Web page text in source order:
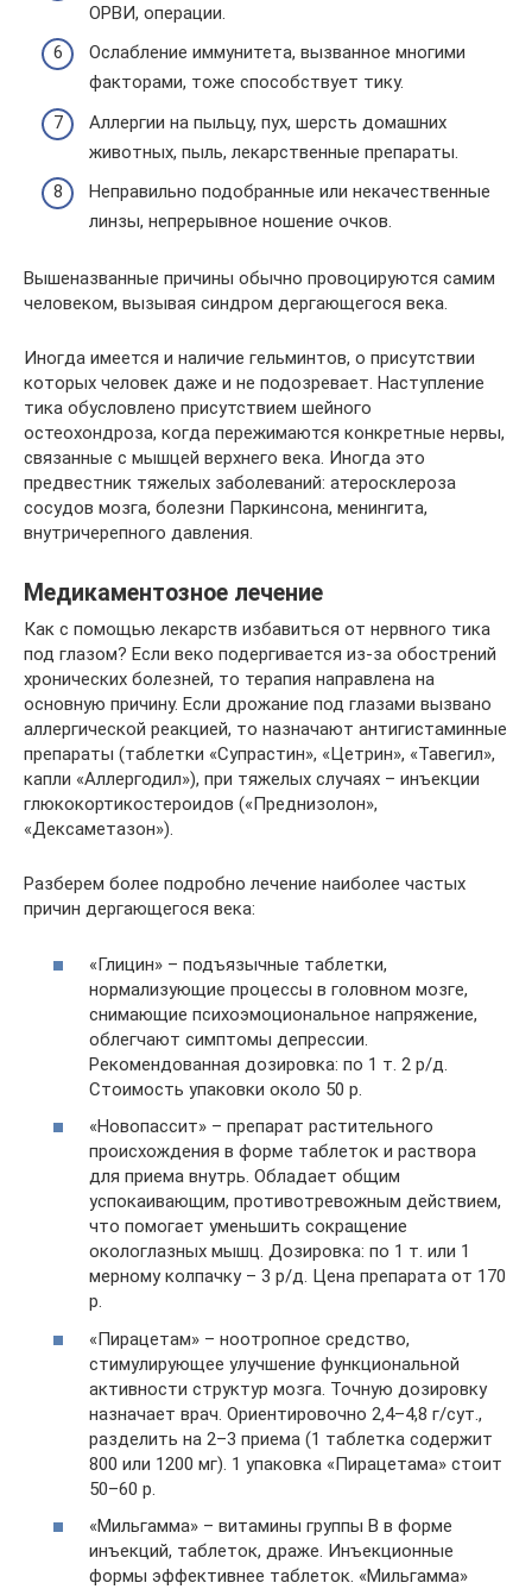
ОРВИ, операции.
Ослабление иммунитета, вызванное многими
факторами, тоже способствует тику.
Аллергии на пыльцу, пух, шерсть домашних
животных, пыль, лекарственные препараты.
Неправильно подобранные или некачественные
линзы, непрерывное ношение очков.
Вышеназванные причины обычно провоцируются самим
человеком, вызывая синдром дергающегося века.
Иногда имеется и наличие гельминтов, о присутствии
которых человек даже и не подозревает. Наступление
тика обусловлено присутствием шейного
остеохондроза, когда пережимаются конкретные нервы,
связанные с мышцей верхнего века. Иногда это
предвестник тяжелых заболеваний: атеросклероза
сосудов мозга, болезни Паркинсона, менингита,
внутричерепного давления.
Медикаментозное лечение
Как с помощью лекарств избавиться от нервного тика
под глазом? Если веко подергивается из-за обострений
хронических болезней, то терапия направлена на
основную причину. Если дрожание под глазами вызвано
аллергической реакцией, то назначают антигистаминные
препараты (таблетки «Супрастин», «Цетрин», «Тавегил»,
капли «Аллергодил»), при тяжелых случаях – инъекции
глюкокортикостероидов («Преднизолон»,
«Дексаметазон»).
Разберем более подробно лечение наиболее частых
причин дергающегося века:
«Глицин» – подъязычные таблетки,
нормализующие процессы в головном мозге,
снимающие психоэмоциональное напряжение,
облегчают симптомы депрессии.
Рекомендованная дозировка: по 1 т. 2 р/д.
Стоимость упаковки около 50 р.
«Новопассит» – препарат растительного
происхождения в форме таблеток и раствора
для приема внутрь. Обладает общим
успокаивающим, противотревожным действием,
что помогает уменьшить сокращение
окологлазных мышц. Дозировка: по 1 т. или 1
мерному колпачку – 3 р/д. Цена препарата от 170
р.
«Пирацетам» – ноотропное средство,
стимулирующее улучшение функциональной
активности структур мозга. Точную дозировку
назначает врач. Ориентировочно 2,4–4,8 г/сут.,
разделить на 2–3 приема (1 таблетка содержит
800 или 1200 мг). 1 упаковка «Пирацетама» стоит
50–60 р.
«Мильгамма» – витамины группы B в форме
инъекций, таблеток, драже. Инъекционные
формы эффективнее таблеток. «Мильгамма»